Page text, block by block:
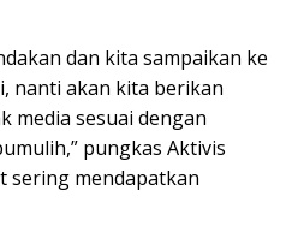
dan kita sampaikan ke
nanti akan kita berikan
media sesuai dengan
pungkas Aktivis
sering mendapatkan